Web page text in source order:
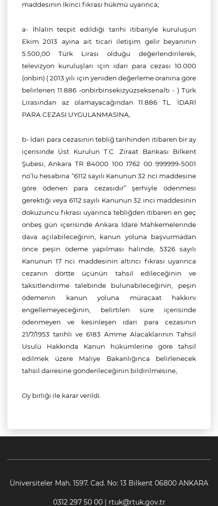
maddesinin İkinci fıkrası hükmü uyarınca;
a- İhlalin tespit edildiği tarihi itibariyle kuruluşun
Ekim 2013 ayına ait ticari iletişim gelir beyanının
5.500,00 Türk Lirası olduğu değerlendirilerek,
televizyon kuruluşları için idari para cezası 10.000
(onbin) ( 2013 yılı için yeniden değerleme oranına göre
belirlenen 11.886 -onbirbinsekizyüzseksenaltı - ) Türk
Lirasından az olamayacağından 11.886 TL. İDARİ
PARA CEZASI UYGULANMASINA,
b- İdari para cezasının tebliğ tarihinden itibaren bir ay
içerisinde Üst Kurulun T.C. Ziraat Bankası Bilkent
Şubesi, Ankara TR 84000 100 1762 00 999999-5001
no’lu hesabına “6112 sayılı Kanunun 32 nci maddesine
göre ödenen para cezasıdır” şerhiyle ödenmesi
gerektiği veya 6112 sayılı Kanunun 32 inci maddesinin
dokuzuncu fıkrası uyarınca tebliğden itibaren en geç
onbeş gün içerisinde Ankara İdare Mahkemelerinde
dava açılabileceğinin, kanun yoluna başvurmadan
önce peşin ödeme yapılması halinde, 5326 sayılı
Kanunun 17 nci maddesinin altıncı fıkrası uyarınca
cezanın dörtte üçünün tahsil edileceğinin ve
taksitlendirme talebinde bulunabileceğinin, peşin
ödemenin kanun yoluna müracaat hakkını
engellemeyeceğinin, belirtilen süre içerisinde
ödenmeyen ve kesinleşen idari para cezasının
21/7/1953 tarihli ve 6183 Amme Alacaklarının Tahsil
Usulü Hakkında Kanun hükümlerine göre tahsil
edilmek üzere Maliye Bakanlığınca belirlenecek
tahsil dairesine gönderileceğinin bildirilmesine,
Oy birliği ile karar verildi.
Üniversiteler Mah. 1597. Cad. No: 13 Bilkent 06800 ANKARA
0312 297 50 00 | rtuk@rtuk.gov.tr